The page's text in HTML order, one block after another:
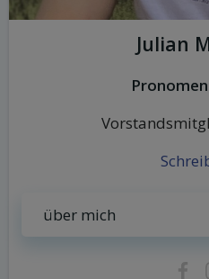
Julian
über mich